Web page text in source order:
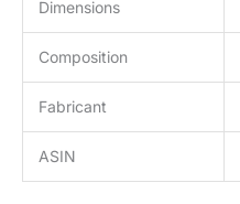
Dimensions
Composition
Fabricant
ASIN